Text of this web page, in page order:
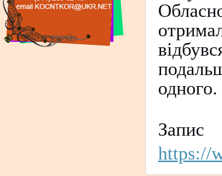
одного.
https://